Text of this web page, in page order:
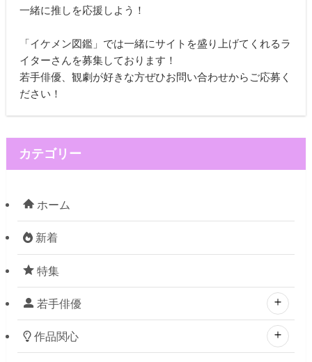
一緒に推しを応援しよう！
「イケメン図鑑」では一緒にサイトを盛り上げてくれるラ
イターさんを募集しております！
若手俳優、観劇が好きな方ぜひお問い合わせからご応募く
ださい！
カテゴリー
ホーム
新着
特集
若手俳優
作品関心